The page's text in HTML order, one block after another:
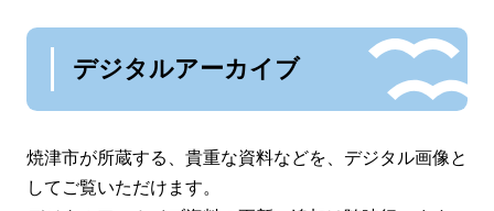
デジタルアーカイブ
焼津市が所蔵する、貴重な資料などを、デジタル画像と
してご覧いただけます。